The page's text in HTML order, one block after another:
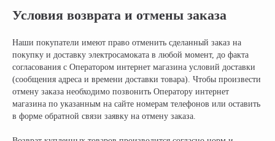
Условия возврата и отмены заказа
Наши покупатели имеют право отменить сделанный заказ на
покупку и доставку электросамоката в любой момент, до факта
согласования с Оператором интернет магазина условий доставки
(сообщения адреса и времени доставки товара). Чтобы произвести
отмену заказа необходимо позвонить Оператору интернет
магазина по указанным на сайте номерам телефонов или оставить
в форме обратной связи заявку на отмену заказа.